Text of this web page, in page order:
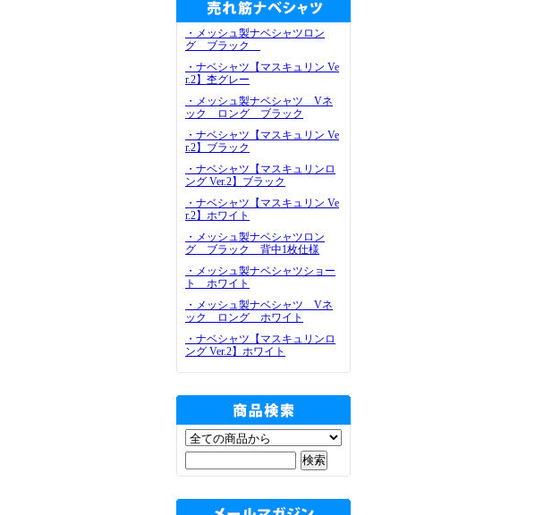
・メッシュ製ナベシャツロン
グ ブラック
・ナベシャツ【マスキュリン Ve
r.2】杢グレー
・メッシュ製ナベシャツ Vネ
ック ロング ブラック
・ナベシャツ【マスキュリン Ve
r.2】ブラック
・ナベシャツ【マスキュリンロ
ング Ver.2】ブラック
・ナベシャツ【マスキュリン Ve
r.2】ホワイト
・メッシュ製ナベシャツロン
グ ブラック 背中1枚仕様
・メッシュ製ナベシャツショー
ト ホワイト
・メッシュ製ナベシャツ Vネ
ック ロング ホワイト
・ナベシャツ【マスキュリンロ
ング Ver.2】ホワイト